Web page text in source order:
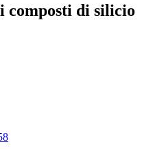
composti di silicio